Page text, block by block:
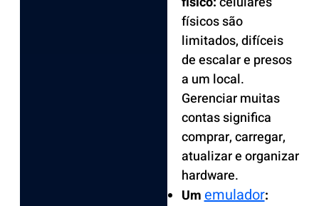
físicos são
limitados, difíceis
de escalar e presos
a um local.
Gerenciar muitas
contas significa
comprar, carregar,
atualizar e organizar
hardware.
Umemulador: